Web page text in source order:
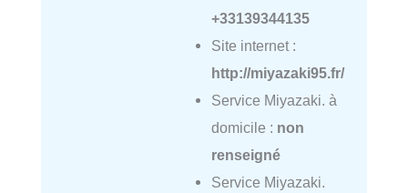
+33139344135
Site internet :
http://miyazaki95.fr/
Service Miyazaki. à
domicile : non
renseigné
Service Miyazaki.